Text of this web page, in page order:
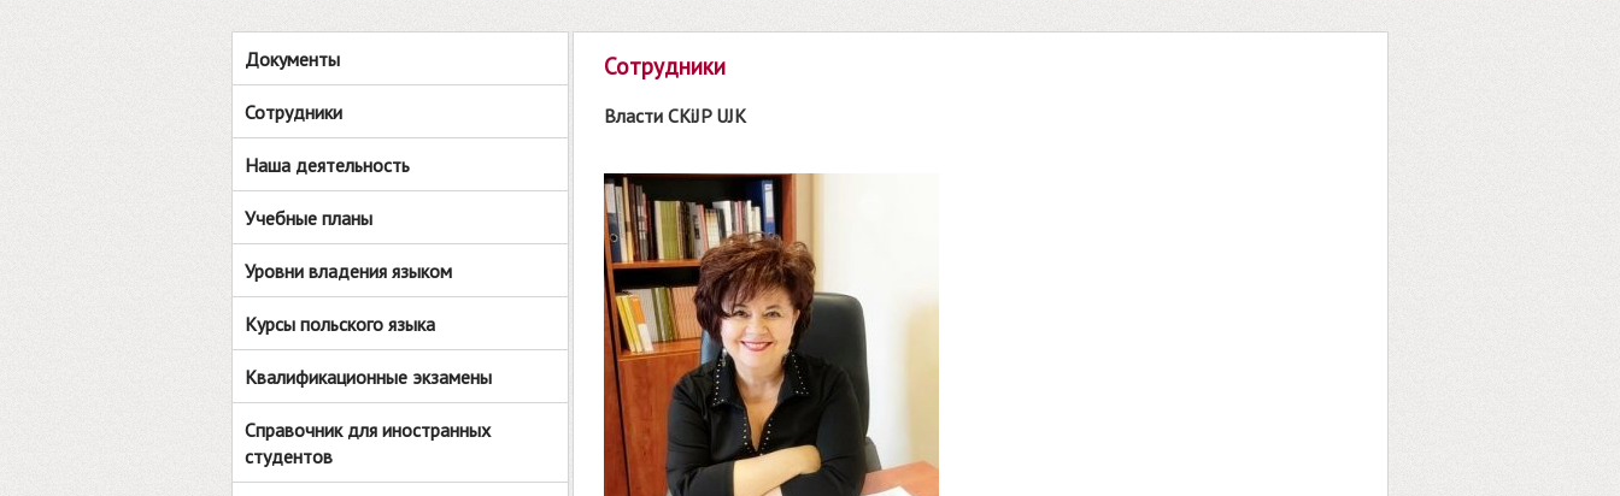
Документы
Сотрудники
Наша деятельность
Учебные планы
Уровни владения языком
Курсы польского языка
Квалификационные экзамены
Справочник для иностранных
студентов
Сотрудники
Власти CKiJP UJK